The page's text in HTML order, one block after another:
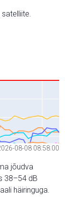
08-08 08:58:00
jõudva
38–54 dB
häiringuga.